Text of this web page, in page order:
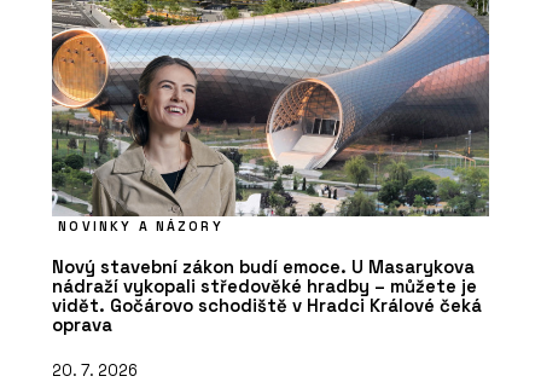
NOVINKY A NÁZORY
Nový stavební zákon budí emoce. U Masarykova
nádraží vykopali středověké hradby – můžete je
vidět. Gočárovo schodiště v Hradci Králové čeká
oprava
20. 7. 2026